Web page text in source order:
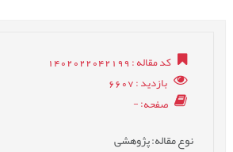
کد مقاله: 1402022042199
بازدید: 6607
صفحه: -
نوع مقاله: پژوهشی